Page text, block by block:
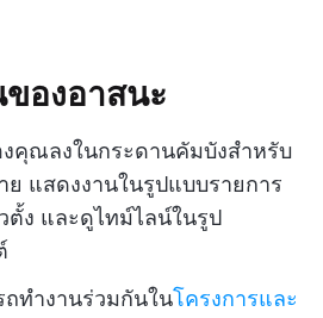
องอาสนะ
งคุณลงในกระดานคัมบังสำหรับ
ย แสดงงานในรูปแบบรายการ
ตั้ง และดูไทม์ไลน์ในรูป
ทำงานร่วมกันในโครงการและ